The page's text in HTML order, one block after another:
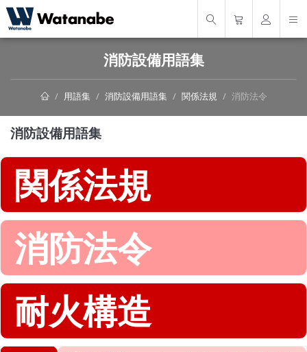
消防設備用語集
用語集 消防設備用語集 関係法規 消防法令
消防設備用語集
関係法規
消防法令
耐火構造